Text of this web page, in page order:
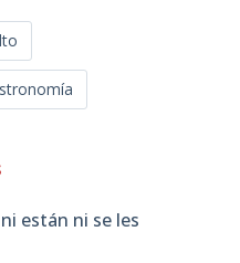
están ni se les